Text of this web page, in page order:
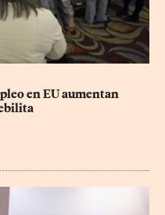
en EU aumentan